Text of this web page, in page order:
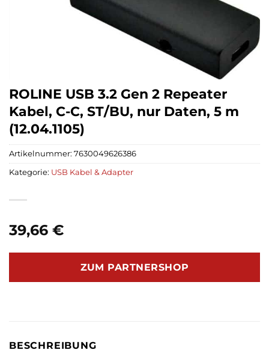
ROLINE USB 3.2 Gen 2 Repeater
Kabel, C-C, ST/BU, nur Daten, 5 m
(12.04.1105)
39,66 €
ZUM PARTNERSHOP
Artikelnummer: 7630049626386
Kategorie: USB Kabel & Adapter
BESCHREIBUNG